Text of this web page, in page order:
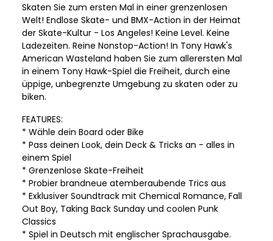
Skaten Sie zum ersten Mal in einer grenzenlosen
Welt! Endlose Skate- und BMX-Action in der Heimat
der Skate-Kultur - Los Angeles! Keine Level. Keine
Ladezeiten. Reine Nonstop-Action! In Tony Hawk's
American Wasteland haben Sie zum allerersten Mal
in einem Tony Hawk-Spiel die Freiheit, durch eine
üppige, unbegrenzte Umgebung zu skaten oder zu
biken.
FEATURES:
* Wähle dein Board oder Bike
* Pass deinen Look, dein Deck & Tricks an - alles in
einem Spiel
* Grenzenlose Skate-Freiheit
* Probier brandneue atemberaubende Trics aus
* Exklusiver Soundtrack mit Chemical Romance, Fall
Out Boy, Taking Back Sunday und coolen Punk
Classics
* Spiel in Deutsch mit englischer Sprachausgabe.